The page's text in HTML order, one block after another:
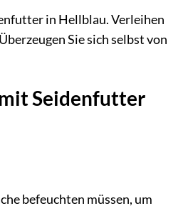
in Hellblau. Verleihen
Sie sich selbst von
Seidenfutter
befeuchten müssen, um